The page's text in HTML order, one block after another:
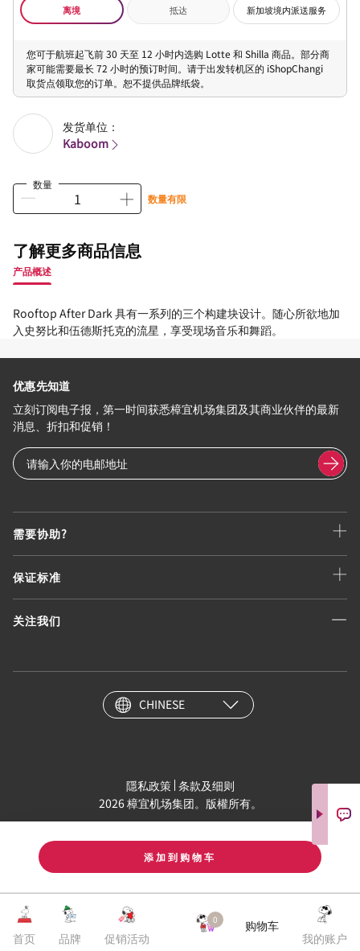
首页 品牌 促销活动
0
购物车
我的账户
添加到购物车
离境 抵达 新加坡境内派送服务
您可于航班起飞前 30 天至 12 小时内选购 Lotte 和 Shilla 商品。部分商
家可能需要最长 72 小时的预订时间。请于出发转机区的 iShopChangi
取货点领取您的订单。恕不提供品牌纸袋。
发货单位：
Kaboom
数量
数量有限
了解更多商品信息
产品概述
Rooftop After Dark 具有一系列的三个构建块设计。随心所欲地加
入史努比和伍德斯托克的流星，享受现场音乐和舞蹈。
需要协助?
保证标准
关注我们
优惠先知道
立刻订阅电子报，第一时间获悉樟宜机场集团及其商业伙伴的最新
消息、折扣和促销！
CHINESE
隱私政策 条款及细则
2026 樟宜机场集团。版權所有。